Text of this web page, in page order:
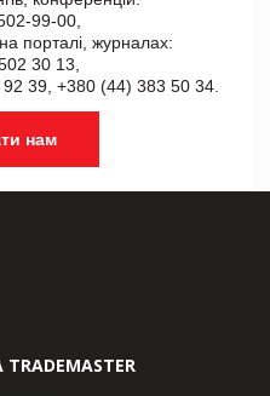
99-00,
порталі, журналах:
30 13,
39, +380 (44) 383 50 34.
нам